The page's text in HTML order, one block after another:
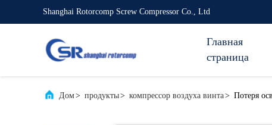
Shanghai Rotorcomp Screw Compressor Co., Ltd
Главная
страница
Дом> продукты> компрессор воздуха винта> Потеря